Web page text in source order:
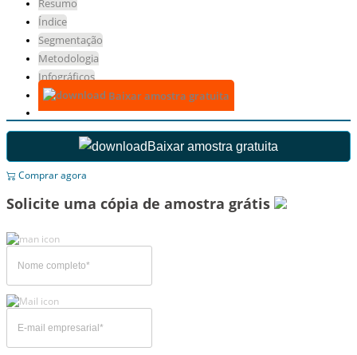
Resumo
Índice
Segmentação
Metodologia
Infográficos
Baixar amostra gratuita
Baixar amostra gratuita
Comprar agora
Solicite uma cópia de amostra grátis